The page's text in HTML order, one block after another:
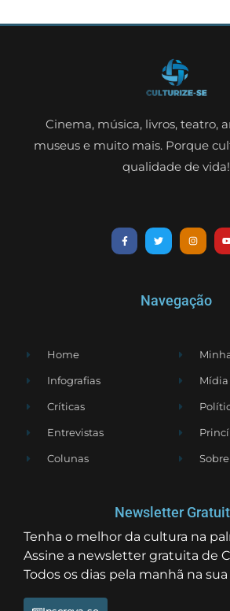
Cinema, música, livros, teatro,
museus e muito mais. Porque
qualidade de vida!
Navegação
Home
Infografias
Críticas
Entrevistas
Colunas
Newsletter
Tenha o melhor da cultura na
Assine a newsletter gratuita de
Todos os dias pela manhã na